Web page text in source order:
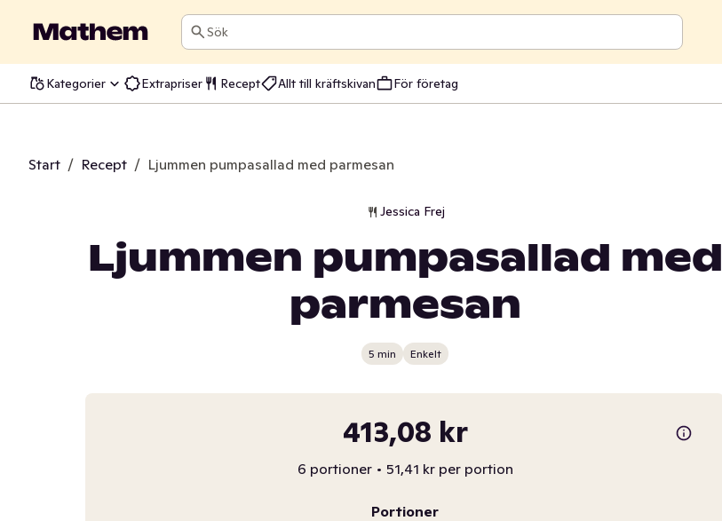
Sök
Kategorier Extrapriser Recept Allt till kräftskivan För företag
Start / Recept / Ljummen pumpasallad med parmesan
Jessica Frej
Ljummen pumpasallad med
parmesan
5 min Enkelt
413,08 kr
6 portioner • 51,41 kr per portion
Portioner